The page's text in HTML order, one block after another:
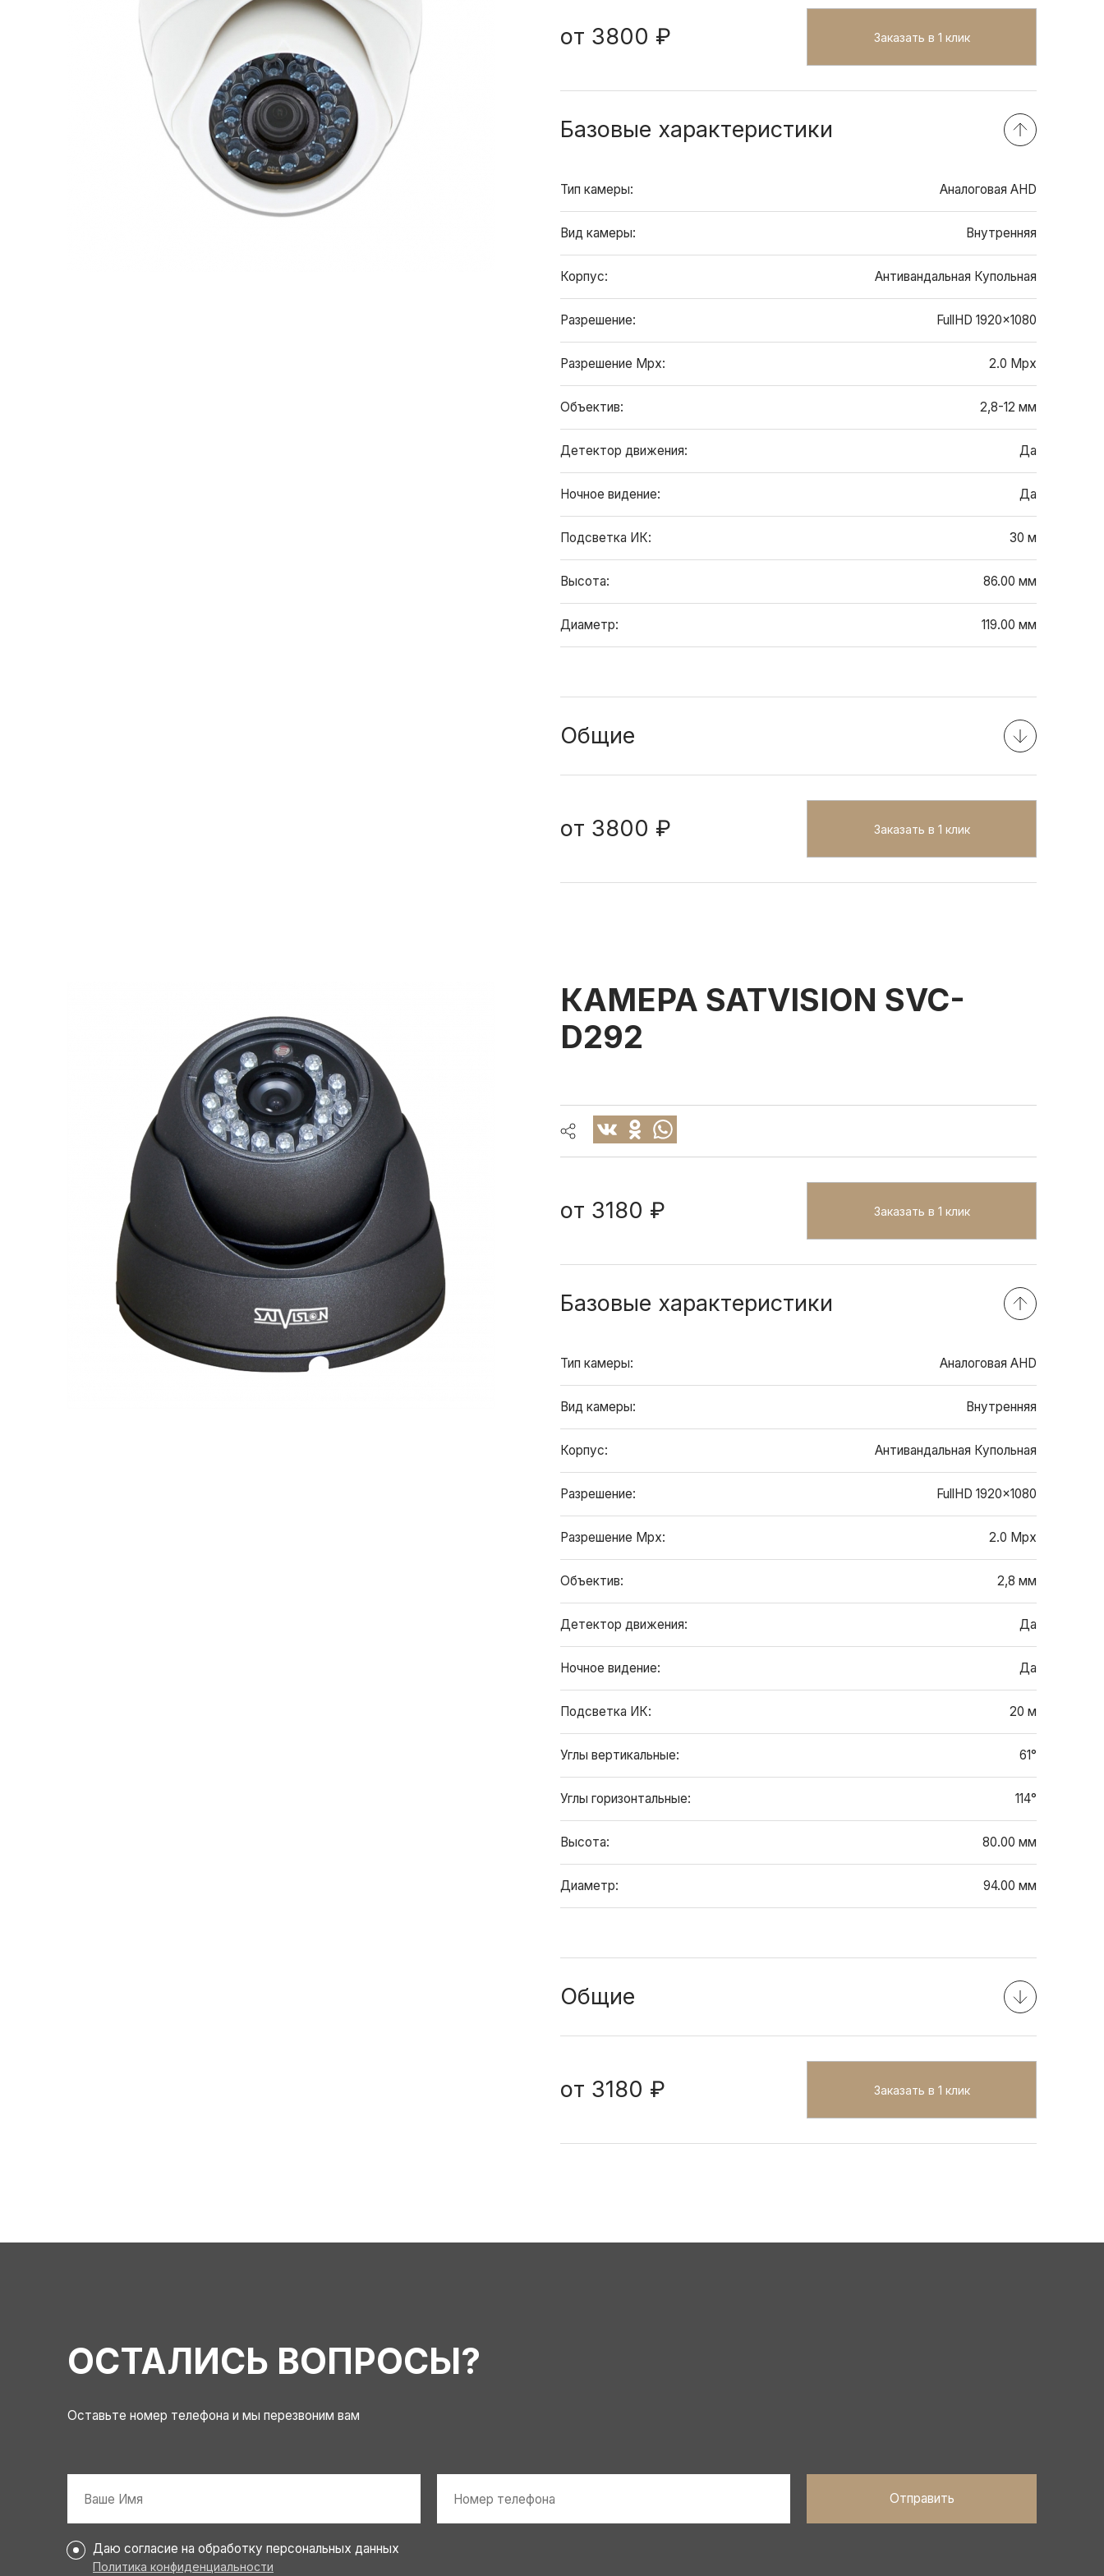
от 3800 ₽ Заказать в 1 клик
Базовые характеристики
Тип камеры: Аналоговая AHD
Вид камеры: Внутренняя
Корпус: Антивандальная Купольная
Разрешение: FullHD 1920x1080
Разрешение Mpx: 2.0 Mpx
Объектив: 2,8-12 мм
Детектор движения: Да
Ночное видение: Да
Подсветка ИК: 30 м
Высота: 86.00 мм
Диаметр: 119.00 мм
Общие
от 3800 ₽ Заказать в 1 клик
КАМЕРА SATVISION SVC-
D292
от 3180 ₽ Заказать в 1 клик
Базовые характеристики
Тип камеры: Аналоговая AHD
Вид камеры: Внутренняя
Корпус: Антивандальная Купольная
Разрешение: FullHD 1920x1080
Разрешение Mpx: 2.0 Mpx
Объектив: 2,8 мм
Детектор движения: Да
Ночное видение: Да
Подсветка ИК: 20 м
Углы вертикальные: 61°
Углы горизонтальные: 114°
Высота: 80.00 мм
Диаметр: 94.00 мм
Общие
от 3180 ₽ Заказать в 1 клик
ОСТАЛИСЬ ВОПРОСЫ?
Оставьте номер телефона и мы перезвоним вам
телефона
Персональные
данные
Даю согласие на обработку персональных данных
Политика конфиденциальности